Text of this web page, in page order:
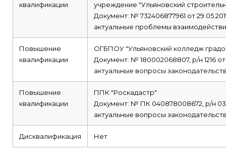
квалификации
учреждение "Ульяновский
Документ: № 732406877961 от
актуальные проблемы
Повышение
квалификации
ОГБПОУ "Ульяновский колледж
Документ: № 180002068807, р/н 1216 от
актуальные вопросы
Повышение
квалификации
ППК "Роскадастр"
Документ: № ПК 040878008672, р/н 03-
актуальные вопросы
Дисквалификация Нет